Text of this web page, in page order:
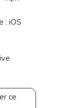
: iOS
ce